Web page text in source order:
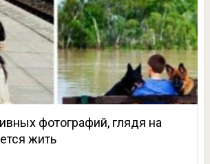
фотографий, глядя на
жить